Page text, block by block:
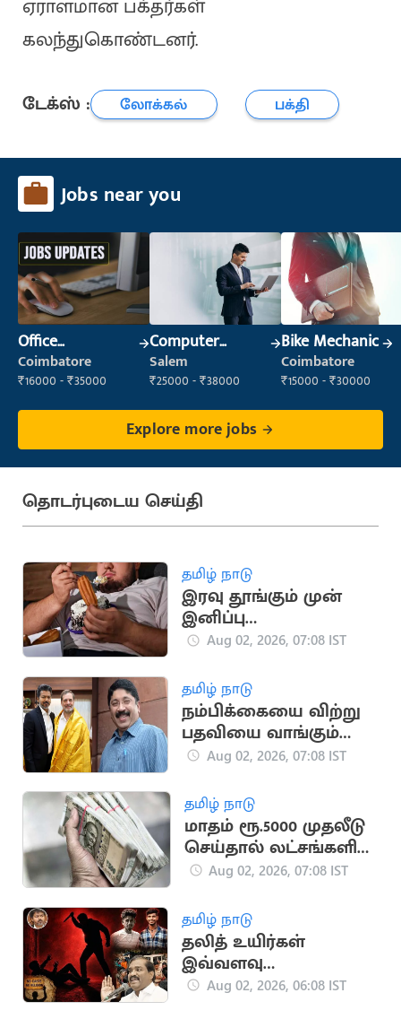
ஏராளமான பக்தர்கள்
கலந்துகொண்டனர்.
டேக்ஸ் : லோக்கல் பக்தி
Jobs near you
Office
Administrator
Coimbatore
₹16000 - ₹35000
Computer
Operator
Salem
₹25000 - ₹38000
Bike Mechanic
Coimbatore
₹15000 - ₹30000
Explore more jobs
தொடர்புடைய செய்தி
தமிழ் நாடு
இரவு தூங்கும் முன்
இனிப்பு
சாப்பிடுகிறீர்களா?..
ஏற்படலாம்
Aug 02, 2026, 07:08 IST
தமிழ் நாடு
நம்பிக்கையை விற்று
பதவியை வாங்கும்
நச்சுப்பாம்புகள்:
Aug 02, 2026, 07:08 IST
தமிழ் நாடு
மாதம் ரூ.5000 முதலீடு
செய்தால் லட்சங்களில்
ரிட்டன்
Aug 02, 2026, 07:08 IST
தமிழ் நாடு
தலித் உயிர்கள்
இவ்வளவு
மலிவானவையா? -
Aug 02, 2026, 06:08 IST